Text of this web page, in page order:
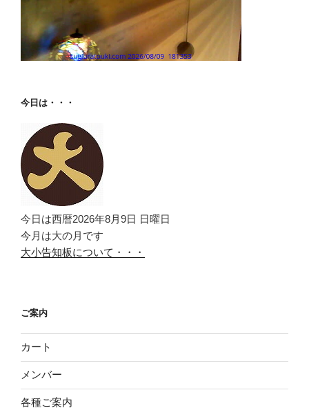
今日は・・・
今日は西暦2026年8月9日 日曜日
今月は大の月です
大小告知板について・・・
ご案内
カート
メンバー
各種ご案内